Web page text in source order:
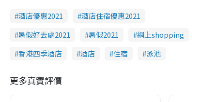
酒店優惠2021
酒店住宿優惠2021
暑假好去處2021
暑假2021
網上shopping
香港四季酒店
酒店 住宿 泳池
更多真實評價